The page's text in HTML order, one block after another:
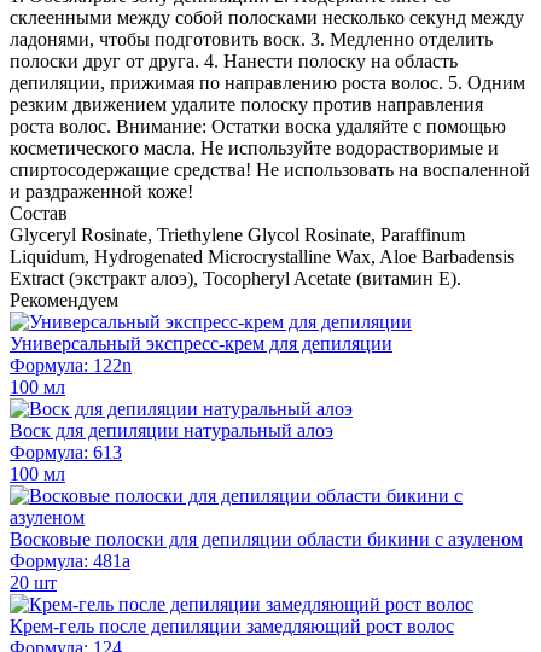
склеенными между собой полосками несколько секунд между
ладонями, чтобы подготовить воск. 3. Медленно отделить
полоски друг от друга. 4. Нанести полоску на область
депиляции, прижимая по направлению роста волос. 5. Одним
резким движением удалите полоску против направления
роста волос. Внимание: Остатки воска удаляйте с помощью
косметического масла. Не используйте водорастворимые и
спиртосодержащие средства! Не использовать на воспаленной
и раздраженной коже!
Состав
Glyceryl Rosinate, Triethylene Glycol Rosinate, Paraffinum
Liquidum, Hydrogenated Microcrystalline Wax, Aloe Barbadensis
Extract (экстракт алоэ), Tocopheryl Acetate (витамин Е).
Рекомендуем
Универсальный экспресс-крем для депиляции
Формула: 122n
100 мл
Воск для депиляции натуральный алоэ
Формула: 613
100 мл
Восковые полоски для депиляции области бикини с азуленом
Формула: 481а
20 шт
Крем-гель после депиляции замедляющий рост волос
Формула: 124